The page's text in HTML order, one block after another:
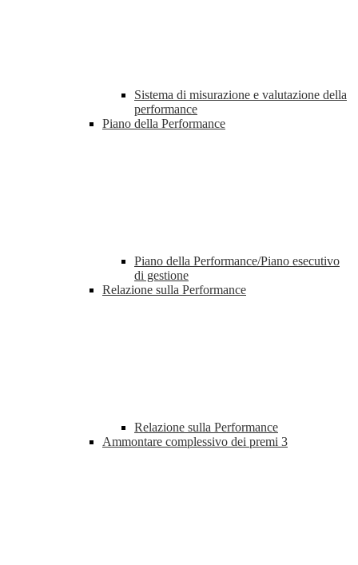
Sistema di misurazione e valutazione della
performance
Piano della Performance
Piano della Performance/Piano esecutivo
di gestione
Relazione sulla Performance
Relazione sulla Performance
Ammontare complessivo dei premi 3